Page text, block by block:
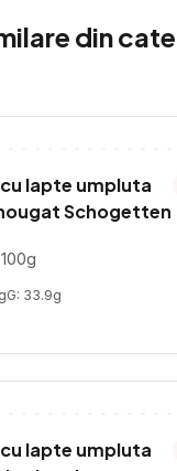
din
lapte umpluta
Schogetten
gG: 33.9g
lapte umpluta